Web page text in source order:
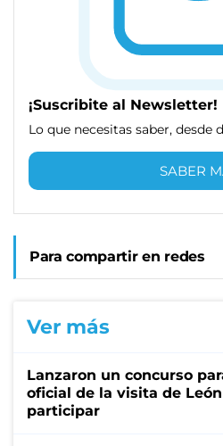
¡Suscribite al Newsletter!
Lo que necesitas saber, desde
SABER
Para compartir en redes
Ver más
Lanzaron un concurso
oficial de la visita de
participar